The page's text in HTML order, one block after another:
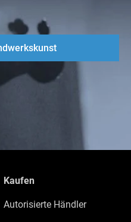
Kaufen
Autorisierte Händler